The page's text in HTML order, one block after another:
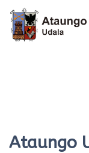
Ataungo